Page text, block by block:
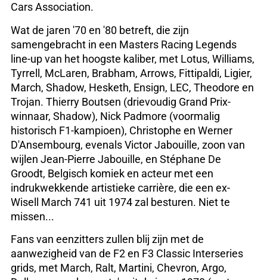
Cars Association.
Wat de jaren '70 en '80 betreft, die zijn
samengebracht in een Masters Racing Legends
line-up van het hoogste kaliber, met Lotus, Williams,
Tyrrell, McLaren, Brabham, Arrows, Fittipaldi, Ligier,
March, Shadow, Hesketh, Ensign, LEC, Theodore en
Trojan. Thierry Boutsen (drievoudig Grand Prix-
winnaar, Shadow), Nick Padmore (voormalig
historisch F1-kampioen), Christophe en Werner
D'Ansembourg, evenals Victor Jabouille, zoon van
wijlen Jean-Pierre Jabouille, en Stéphane De
Groodt, Belgisch komiek en acteur met een
indrukwekkende artistieke carrière, die een ex-
Wisell March 741 uit 1974 zal besturen. Niet te
missen...
Fans van eenzitters zullen blij zijn met de
aanwezigheid van de F2 en F3 Classic Interseries
grids, met March, Ralt, Martini, Chevron, Argo,